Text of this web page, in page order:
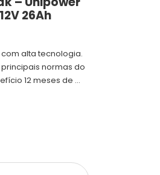
26Ah
alta tecnologia.
normas do
12 meses de ...